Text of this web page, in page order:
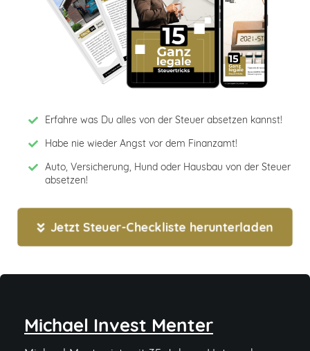
Erfahre was Du alles von der Steuer absetzen kannst!
Habe nie wieder Angst vor dem Finanzamt!
Auto, Versicherung, Hund oder Hausbau von der Steuer
absetzen!
Jetzt Steuer-Checkliste herunterladen
Michael Invest Menter